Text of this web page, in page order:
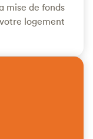
mise de fonds
logement